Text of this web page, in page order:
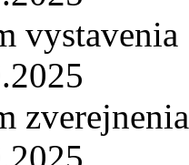
vystavenia
zverejnenia